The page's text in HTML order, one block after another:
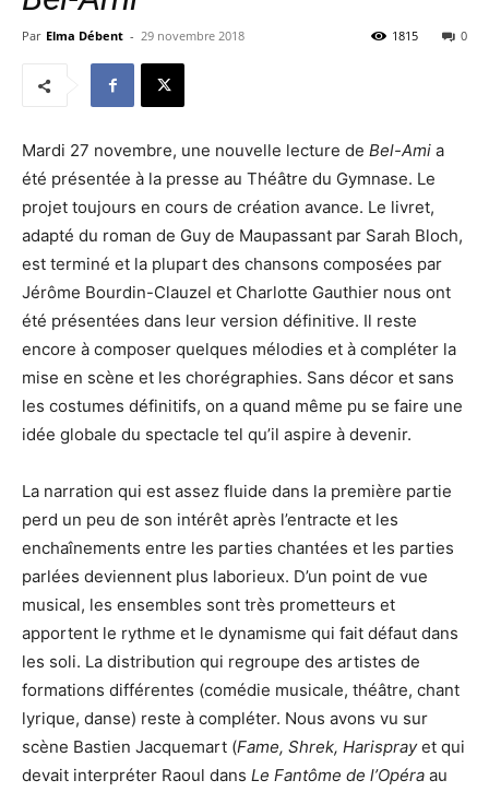
Par Elma Débent - 29 novembre 2018 0
1815
Mardi 27 novembre, une nouvelle lecture de Bel-Ami a
été présentée à la presse au Théâtre du Gymnase. Le
projet toujours en cours de création avance. Le livret,
adapté du roman de Guy de Maupassant par Sarah Bloch,
est terminé et la plupart des chansons composées par
Jérôme Bourdin-Clauzel et Charlotte Gauthier nous ont
été présentées dans leur version définitive. Il reste
encore à composer quelques mélodies et à compléter la
mise en scène et les chorégraphies. Sans décor et sans
les costumes définitifs, on a quand même pu se faire une
idée globale du spectacle tel qu’il aspire à devenir.
La narration qui est assez fluide dans la première partie
perd un peu de son intérêt après l’entracte et les
enchaînements entre les parties chantées et les parties
parlées deviennent plus laborieux. D’un point de vue
musical, les ensembles sont très prometteurs et
apportent le rythme et le dynamisme qui fait défaut dans
les soli. La distribution qui regroupe des artistes de
formations différentes (comédie musicale, théâtre, chant
lyrique, danse) reste à compléter. Nous avons vu sur
scène Bastien Jacquemart (Fame, Shrek, Harisprayet qui
devait interpréter Raoul dans Le Fantôme de l’Opéra au